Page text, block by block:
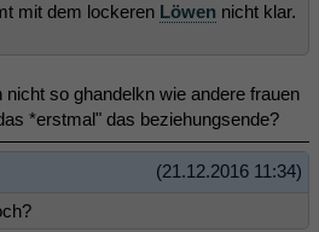
mit dem lockeren Löwen nicht klar.
so ghandelkn wie andere frauen
*erstmal" das beziehungsende?
(21.12.2016 11:34)